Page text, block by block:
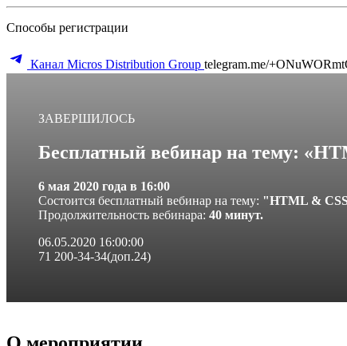
Способы регистрации
Канал Micros Distribution Group telegram.me/
ЗАВЕРШИЛОСЬ
Бесплатный вебинар на тему:
6 мая 2020 года в 16:00
Cостоится бесплатный вебинар на тему: "HTML &
Продолжительность вебинара: 40 минут.
06.05.2020 16:00:00
71 200-34-34(доп.24)